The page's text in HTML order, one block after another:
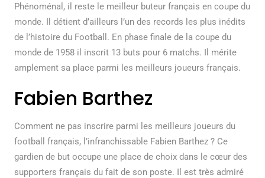
Phénoménal, il reste le meilleur buteur français en coupe du
monde. Il détient d’ailleurs l’un des records les plus inédits
de l’histoire du Football. En phase finale de la coupe du
monde de 1958 il inscrit 13 buts pour 6 matchs. Il mérite
amplement sa place parmi les meilleurs joueurs français.
Fabien Barthez
Comment ne pas inscrire parmi les meilleurs joueurs du
football français, l’infranchissable Fabien Barthez ? Ce
gardien de but occupe une place de choix dans le cœur des
supporters français du fait de son poste. Il est très admiré